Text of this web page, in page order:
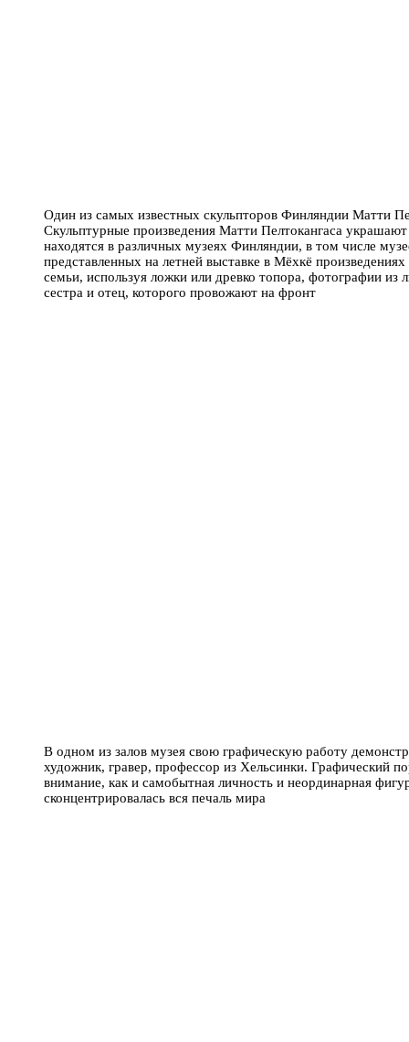
Один из самых известных скульпторов Финляндии Матти
Скульптурные произведения Матти Пелтокангаса
находятся в различных музеях Финляндии, в том числе
представленных на летней выставке в Мёхкё
семьи, используя ложки или древко топора, фотографии
сестра и отец, которого провожают на фронт
В одном из залов музея свою графическую работу
художник, гравер, профессор из Хельсинки. Графический
внимание, как и самобытная личность и неординарная
сконцентрировалась вся печаль мира